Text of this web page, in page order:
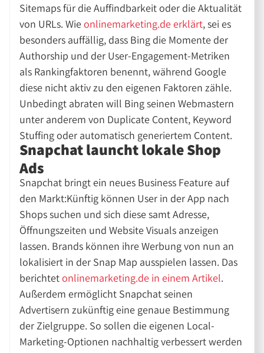
Sitemaps für die Auffindbarkeit oder die Aktualität
von URLs. Wieonlinemarketing.de erklärt, sei es
besonders auffällig, dass Bing die Momente der
Authorship und der User-Engagement-Metriken
als Rankingfaktoren benennt, während Google
diese nicht aktiv zu den eigenen Faktoren zähle.
Unbedingt abraten will Bing seinen Webmastern
unter anderem von Duplicate Content, Keyword
Stuffing oder automatisch generiertem Content.
Snapchat launcht lokale Shop
Ads
Snapchat bringt ein neues Business Feature auf
den Markt:Künftig können User in der App nach
Shops suchen und sich diese samt Adresse,
Öffnungszeiten und Website Visuals anzeigen
lassen. Brands können ihre Werbung von nun an
lokalisiert in der Snap Map ausspielen lassen. Das
berichtetonlinemarketing.de in einem Artikel.
Außerdem ermöglicht Snapchat seinen
Advertisern zukünftig eine genaue Bestimmung
der Zielgruppe. So sollen die eigenen Local-
Marketing-Optionen nachhaltig verbessert werden